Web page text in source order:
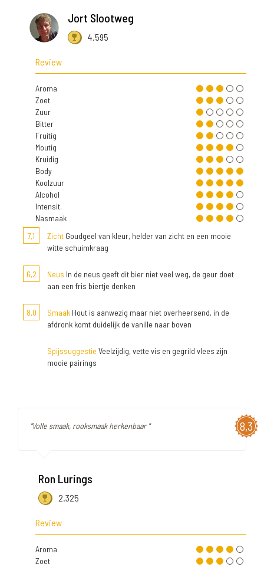
Jort Slootweg
4.595
Review
Aroma
Zoet
Zuur
Bitter
Fruitig
Moutig
Kruidig
Body
Koolzuur
Alcohol
Intensit.
Nasmaak
7,1
Zicht Goudgeel van kleur, helder van zicht en een mooie
witte schuimkraag
6,2 Neus In de neus geeft dit bier niet veel weg, de geur doet
aan een fris biertje denken
8,0 Smaak Hout is aanwezig maar niet overheersend, in de
afdronk komt duidelijk de vanille naar boven
Spijssuggestie Veelzijdig, vette vis en gegrild vlees zijn
mooie pairings
8,3
"Volle smaak, rooksmaak herkenbaar "
Ron Lurings
2.325
Review
Aroma
Zoet